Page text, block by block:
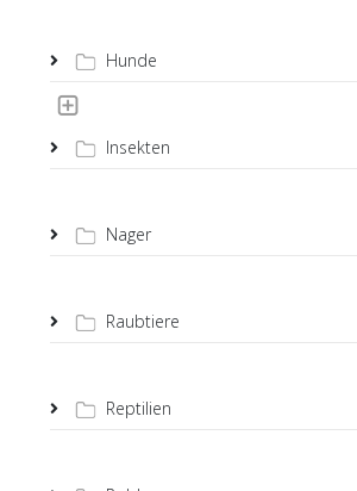
Hunde
Insekten
Nager
Raubtiere
Reptilien